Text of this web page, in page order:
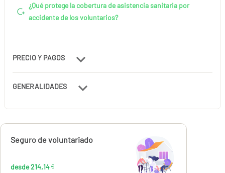
¿Qué protege la cobertura de asistencia sanitaria por
accidente de los voluntarios?
PRECIO Y PAGOS
GENERALIDADES
Calcúlalo ahora
Seguro de voluntariado
desde 214,14 € 214,14€